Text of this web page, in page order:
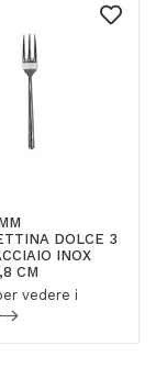
DOLCE 3
INOX
CM
vedere i